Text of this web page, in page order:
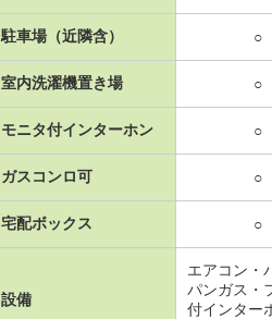
駐車場（近隣含） ○
室内洗濯機置き場 ○
モニタ付インターホン ○
ガスコンロ可 ○
宅配ボックス ○
設備
エアコン・
パンガス・
付インター